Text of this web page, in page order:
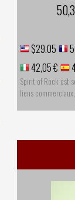
$29.05
42,05 €
Spirit of Rock est
liens